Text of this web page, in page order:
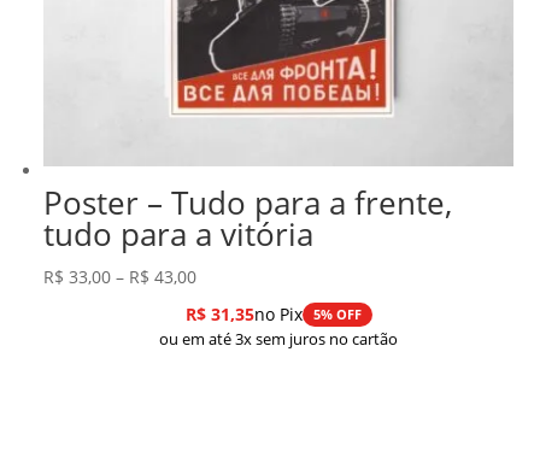
Poster – Tudo para a frente,
tudo para a vitória
R$ 33,00 – R$ 43,00Faixa
de
preço:
R$31,35no Pix 5% OFF
ou em até 3x sem juros no cartão